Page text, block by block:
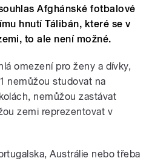
Afghánské fotbalové
hnutí Tálibán, které se v
to ale není možné.
omezení pro ženy a dívky,
nemůžou studovat na
nemůžou zastávat
zemi reprezentovat v
Austrálie nebo třeba